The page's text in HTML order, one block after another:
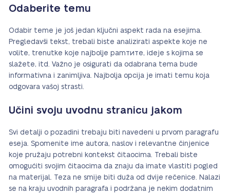
Odaberite temu
Odabir teme je još jedan ključni aspekt rada na esejima.
Pregledavši tekst, trebali biste analizirati aspekte koje ne
volite, trenutke koje najbolje pamтите, ideje s kojima se
slažete, itd. Važno je osigurati da odabrana tema bude
informativna i zanimljiva. Najbolja opcija je imati temu koja
odgovara vašoj strasti.
Učini svoju uvodnu stranicu jakom
Svi detalji o pozadini trebaju biti navedeni u prvom paragrafu
eseja. Spomenite ime autora, naslov i relevantne činjenice
koje pružaju potrebni kontekst čitaocima. Trebali biste
omogućiti svojim čitaocima da znaju da imate vlastiti pogled
na materijal. Teza ne smije biti duža od dvije rečenice. Nalazi
se na kraju uvodnih paragrafa i podržana je nekim dodatnim